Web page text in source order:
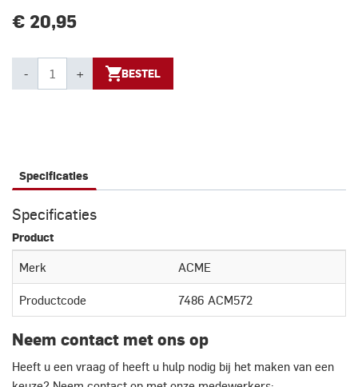
€ 20,95
- + BESTEL
Specificaties
Specificaties
Product
Merk ACME
Productcode 7486 ACM572
Neem contact met ons op
Heeft u een vraag of heeft u hulp nodig bij het maken van een